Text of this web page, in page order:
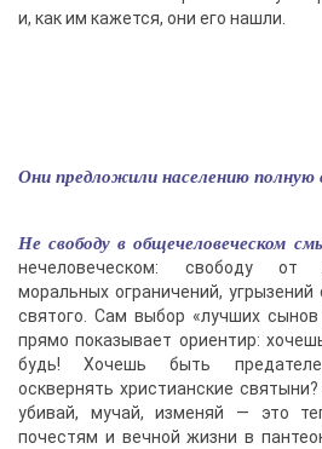
и, как им кажется, они его нашли.
Они предложили населению полную
Не свободу в общечеловеческом
нечеловеческом: свободу от
моральных ограничений,
святого. Сам выбор «лучших
прямо показывает ориентир:
будь! Хочешь быть
осквернять христианские
убивай, мучай, изменяй — это
почестям и вечной жизни в